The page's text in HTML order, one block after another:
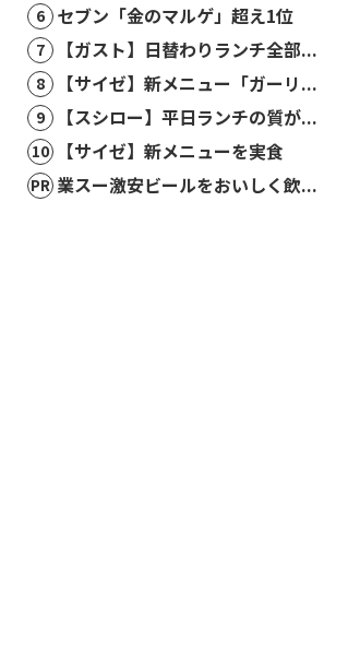
セブン「金のマルゲ」超え1位
【ガスト】日替わりランチ全部...
【サイゼ】新メニュー「ガーリ...
【スシロー】平日ランチの質が...
【サイゼ】新メニューを実食
業スー激安ビールをおいしく飲...